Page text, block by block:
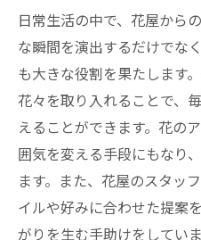
日常生活の中で、花屋から
な瞬間を演出するだけでな
も大きな役割を果たします
花々を取り入れることで、
えることができます。花の
囲気を変える手段にもなり
ます。また、花屋のスタッ
イルや好みに合わせた提案
がりを生む手助けをしてい